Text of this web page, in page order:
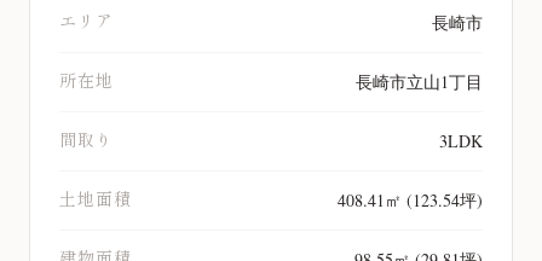
エリア 長崎市
所在地 長崎市立山1丁目
間取り 3LDK
土地面積 408.41㎡ (123.54坪)